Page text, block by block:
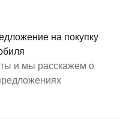
на покупку
и мы расскажем о